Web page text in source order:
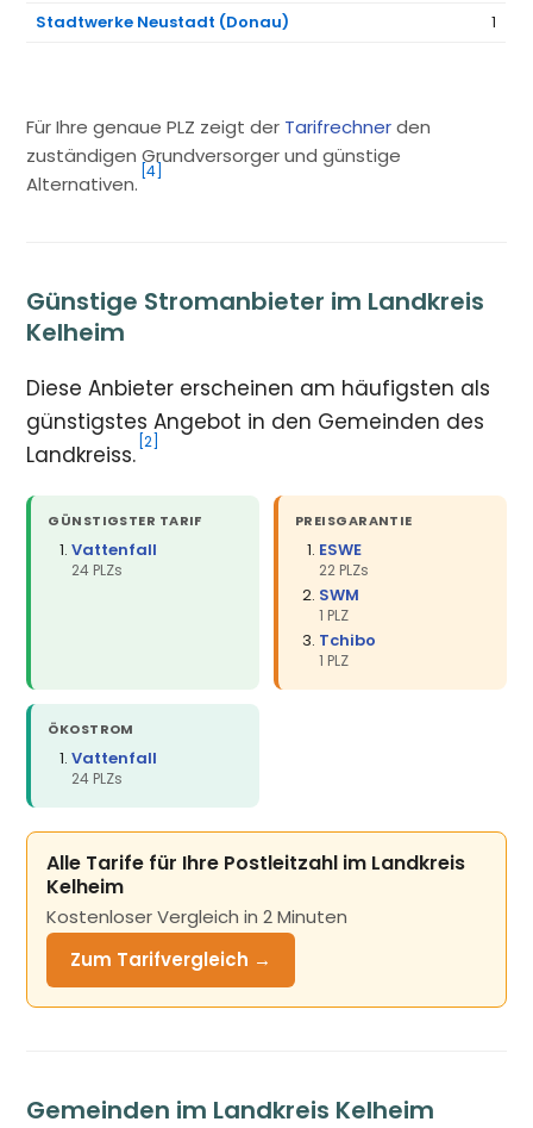
Stadtwerke Neustadt (Donau) 1
Für Ihre genaue PLZ zeigt der Tarifrechnerden
zuständigen Grundversorger und günstige
Alternativen.
[4]
Günstige Stromanbieter im Landkreis
Kelheim
Diese Anbieter erscheinen am häufigsten als
günstigstes Angebot in den Gemeinden des
Landkreiss. [2]
GÜNSTIGSTER TARIF
Vattenfall
24 PLZs
PREISGARANTIE
ESWE
22 PLZs
SWM
1 PLZ
Tchibo
1 PLZ
ÖKOSTROM
Vattenfall
24 PLZs
Alle Tarife für Ihre Postleitzahl im Landkreis
Kelheim
Kostenloser Vergleich in 2 Minuten
Zum Tarifvergleich →
Gemeinden im Landkreis Kelheim